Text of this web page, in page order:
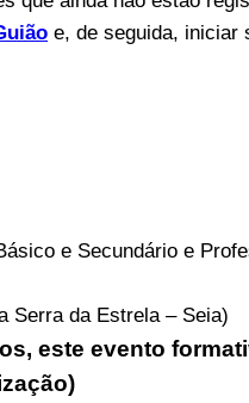
e, de seguida, iniciar
e Secundário e
Serra da Estrela – Seia)
este evento